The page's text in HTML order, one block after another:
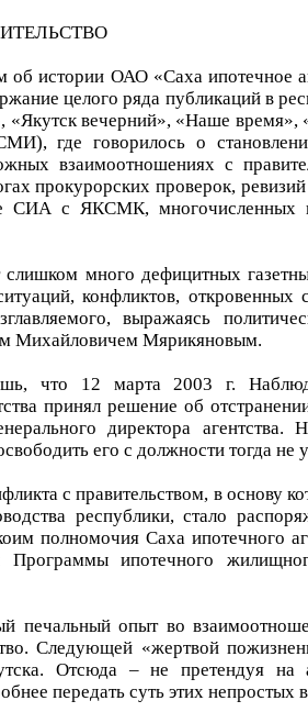
об истории ОАО «Саха ипотечное
целого ряда публикаций в
«Якутск вечерний», «Наше
где говорилось о
взаимоотношениях с
прокурорских проверок,
СИА с ЯКСМК, многочисленных
слишком много дефицитных
конфликтов, откровенных
выражаясь
Мярикяновым.
что 12 марта 2003 г.
принял решение об
директора агентства.
его с должности тогда не
с правительством, в основу
республики, стало
полномочия Саха ипотечного
Программы ипотечного
печальный опыт во
Следующей «жертвой
Отсюда – не претендуя на
передать суть этих непростых